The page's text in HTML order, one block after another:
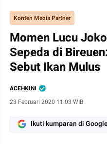
Konten Media Partner
Momen Lucu
Sepeda di
Sebut Ikan Mulus
ACEHKINI
23 Februari 2020 11:03 WIB
Ikuti kumparan di Google